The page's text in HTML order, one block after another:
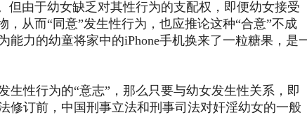
但由于幼女缺乏对其性行为的支配权，即便幼女接受
，从而“同意”发生性行为，也应推论这种“合意”不成
能力的幼童将家中的iPhone手机换来了一粒糖果，是
性行为的“意志”，那么只要与幼女发生性关系，即
修订前，中国刑事立法和刑事司法对奸淫幼女的一般